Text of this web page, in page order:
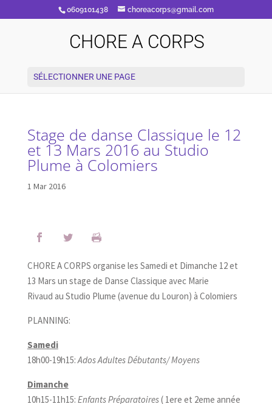
0609101438 choreacorps@gmail.com
CHORE A CORPS
SÉLECTIONNER UNE PAGE
Stage de danse Classique le 12
et 13 Mars 2016 au Studio
Plume à Colomiers
1 Mar 2016
CHORE A CORPS organise les Samedi et Dimanche 12 et
13 Mars un stage de Danse Classique avec Marie
Rivaud au Studio Plume (avenue du Louron) à Colomiers
PLANNING:
Samedi
18h00-19h15:Ados Adultes Débutants/ Moyens
Dimanche
10h15-11h15: Enfants Préparatoires( 1ere et 2eme année